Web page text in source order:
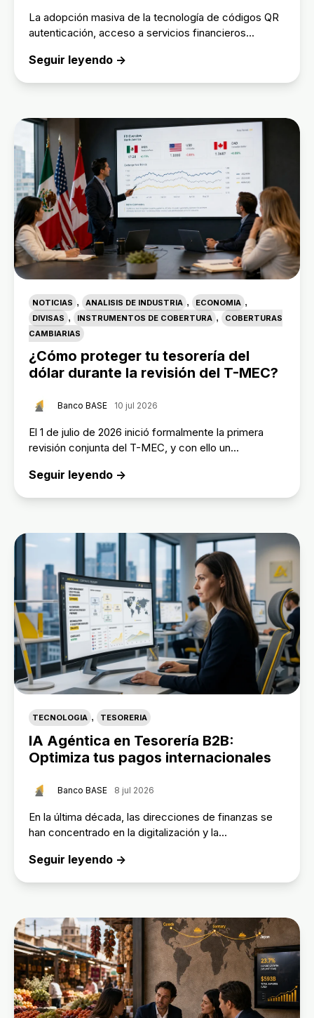
La adopción masiva de la tecnología de códigos QR
autenticación, acceso a servicios financieros...
Seguir leyendo →
NOTICIAS , ANALISIS DE INDUSTRIA , ECONOMIA ,
DIVISAS , INSTRUMENTOS DE COBERTURA ,
COBERTURAS
CAMBIARIAS
¿Cómo proteger tu tesorería del
dólar durante la revisión del T-MEC?
Banco BASE 10 jul 2026
El 1 de julio de 2026 inició formalmente la primera
revisión conjunta del T-MEC, y con ello un...
Seguir leyendo →
TECNOLOGIA , TESORERIA
IA Agéntica en Tesorería B2B:
Optimiza tus pagos internacionales
Banco BASE 8 jul 2026
En la última década, las direcciones de finanzas se
han concentrado en la digitalización y la...
Seguir leyendo →